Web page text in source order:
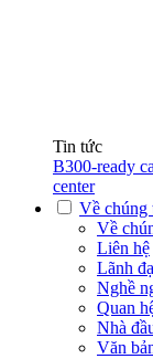
Tin tức
B300-ready
center
Về chúng
Về
Liên hệ
Lãnh
Nghề
Quan
Nhà
Văn